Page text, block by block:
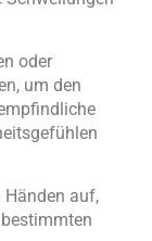
oder
um den
Händen auf,